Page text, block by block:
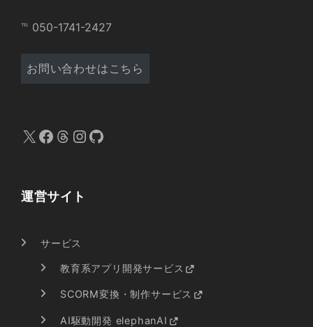
℡ 050-1741-2427
お問い合わせはこちら
X Facebook Threads InstagramGitHub
運営サイト
サービス
教育系アプリ開発サービス
SCORM変換・制作サービス
AI駆動開発 elephanAI